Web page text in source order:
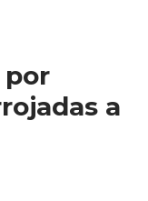
por
a